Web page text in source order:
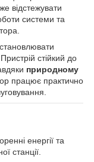
відстежувати
системи та
стійкий до
природному
працює практично
енергії та
станції.